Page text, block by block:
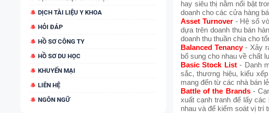
DỊCH TÀI LIỆU Y KHOA
HỎI ĐÁP
HỒ SƠ CÔNG TY
HỒ SƠ DU HỌC
KHUYẾN MẠI
LIÊN HỆ
NGÔN NGỮ
hay siêu thị nằm nổi bật
doanh cho các cửa hàng
Asset Turnover- Hệ số
dựa trên doanh thu bán
doanh thu thuần chia cho
Balanced Tenancy- Xảy
bổ sung cho nhau về chất
Basic Stock List- Danh
sắc, thương hiệu, kiểu
mang đến từ các nhà bán lẻ
Battle of the Brands-
xuất cạnh tranh để lấy
nhau và để kiểm soát vị trí